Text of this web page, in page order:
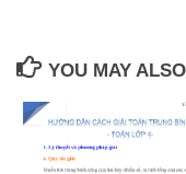
YOU MAY